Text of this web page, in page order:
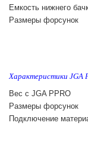
Емкость нижнего
Размеры форсунок
Характеристики JGA
Вес с JGA PPRO
Размеры форсунок
Подключение